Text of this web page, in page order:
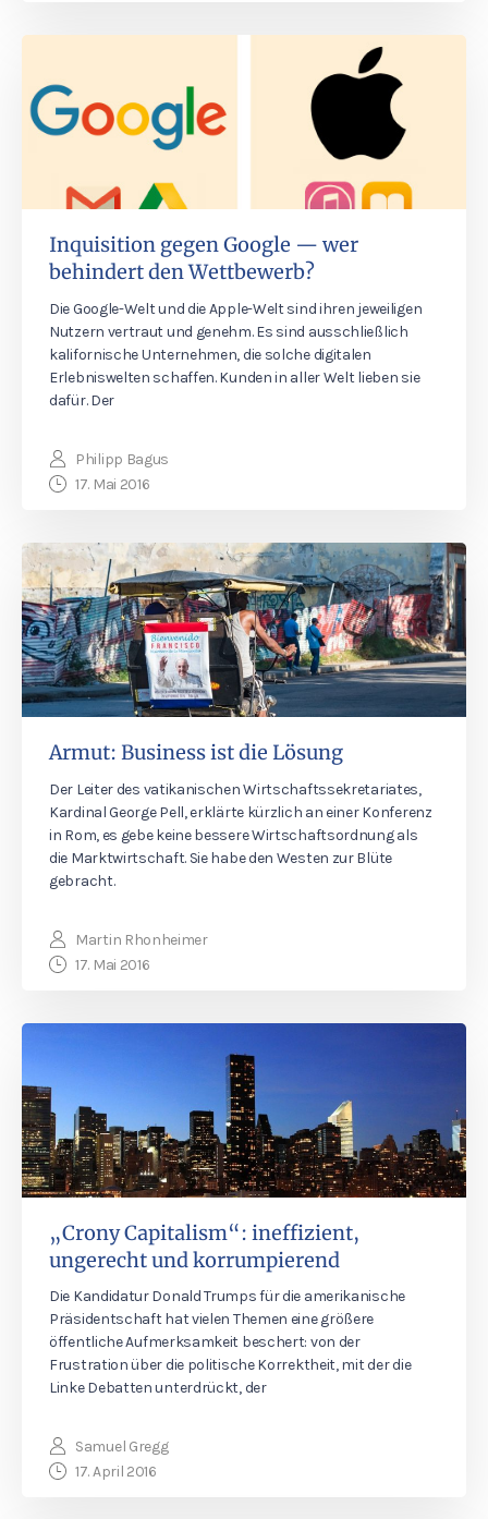
Inquisition gegen Google — wer
behindert den Wettbewerb?
Die Google-Welt und die Apple-Welt sind ihren jeweiligen
Nutzern vertraut und genehm. Es sind ausschließlich
kalifornische Unternehmen, die solche digitalen
Erlebniswelten schaffen. Kunden in aller Welt lieben sie
dafür. Der
Philipp Bagus
17. Mai 2016
Armut: Business ist die Lösung
Der Leiter des vatikanischen Wirtschaftssekretariates,
Kardinal George Pell, erklärte kürzlich an einer Konferenz
in Rom, es gebe keine bessere Wirtschaftsordnung als
die Marktwirtschaft. Sie habe den Westen zur Blüte
gebracht.
Martin Rhonheimer
17. Mai 2016
„Crony Capitalism“: ineffizient,
ungerecht und korrumpierend
Die Kandidatur Donald Trumps für die amerikanische
Präsidentschaft hat vielen Themen eine größere
öffentliche Aufmerksamkeit beschert: von der
Frustration über die politische Korrektheit, mit der die
Linke Debatten unterdrückt, der
Samuel Gregg
17. April 2016